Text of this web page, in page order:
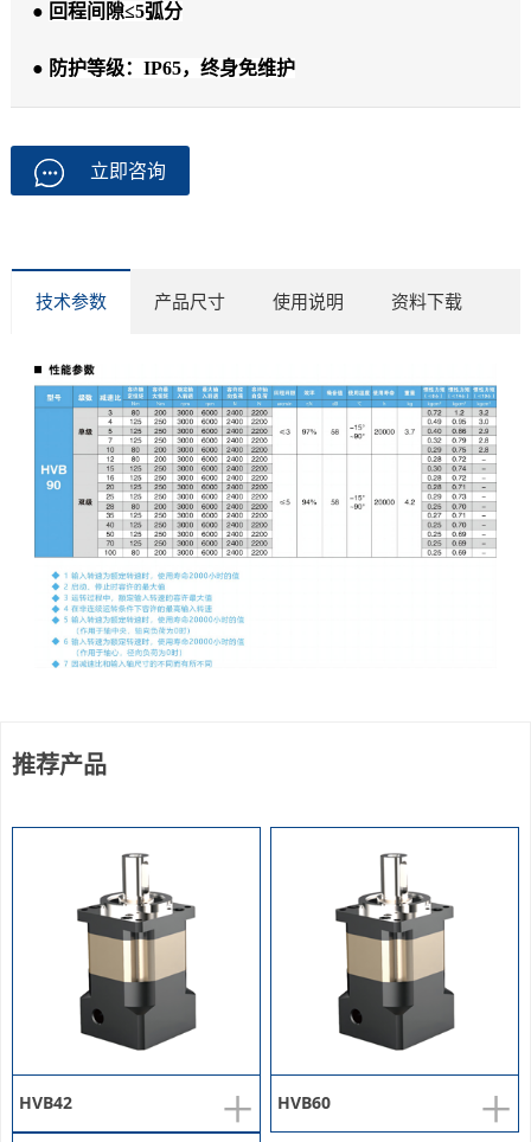
● 回程间隙≤5弧分
● 防护等级：IP65，终身免维护
立即咨询
技术参数 产品尺寸 使用说明 资料下载
推荐产品
+
HVB42 +
HVB60